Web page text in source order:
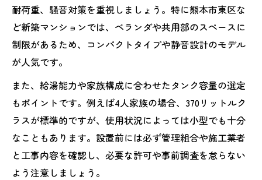
エコキュート導入で実現するエコな暮らし
方
マンションで選ばれる省エネ型エコキュー
ト
エコキュートで環境配慮と快適生活の両立
エコキュートの選び方で変わる省エネ効果
実際に使ってわかるエコキュートの利点
利用者の声に見るエコキュートの実感メリ
ット
耐荷重、騒音対策を重視しましょう。特に熊本市東区な
ど新築マンションでは、ベランダや共用部のスペースに
制限があるため、コンパクトタイプや静音設計のモデル
が人気です。
また、給湯能力や家族構成に合わせたタンク容量の選定
もポイントです。例えば4人家族の場合、370リットルク
ラスが標準的ですが、使用状況によっては小型でも十分
なこともあります。設置前には必ず管理組合や施工業者
と工事内容を確認し、必要な許可や事前調査を怠らない
よう注意しましょう。